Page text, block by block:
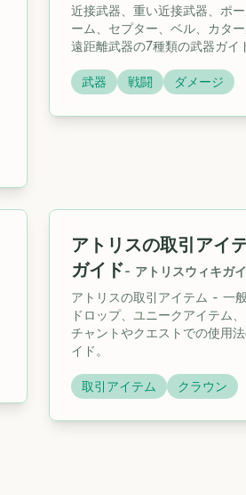
近接武器、重い近接武器、ポ
ーム、セプター、ベル、カター
遠距離武器の7種類の武器ガイ
武器
戦闘 ダメージ
アトリスの取引アイ
ガイド- アトリスウィキガ
アトリスの取引アイテム - 一
ドロップ、ユニークアイテム
チャントやクエストでの使用
イド。
取引アイテム
クラウン